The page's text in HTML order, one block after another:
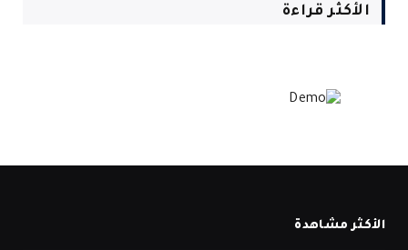
الأكثر قراءة
الأكثر مشاهدة